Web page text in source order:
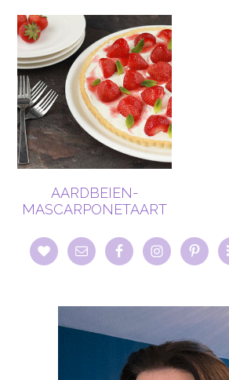
AARDBEIEN-
MASCARPONETAART